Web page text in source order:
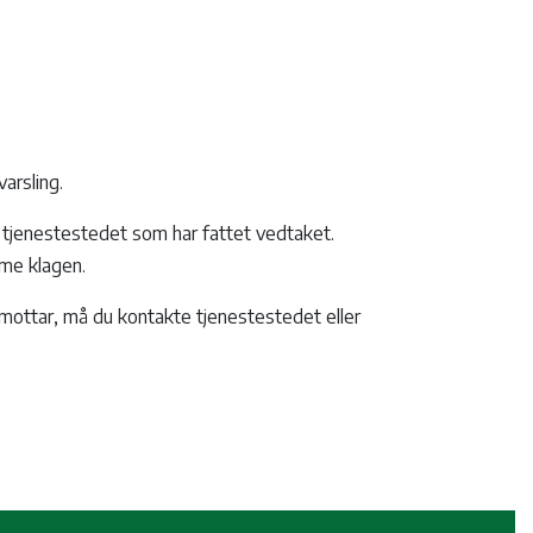
som har fattet vedtaket.
klagen.
må du kontakte tjenestestedet eller